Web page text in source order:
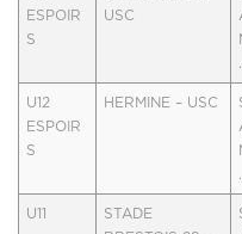
ESPOIR
S
USC
U12
ESPOIR
S
HERMINE – USC
.
U11
STADE